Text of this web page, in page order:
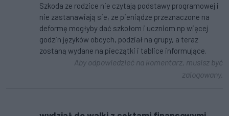
Szkoda ze rodzice nie czytają podstawy programowej i
nie zastanawiają sie, ze pieniądze przeznaczone na
deformę mogłyby dać szkołom i uczniom np więcej
godzin języków obcych, podział na grupy, a teraz
zostaną wydane na pieczątki i tablice informujące.
Aby odpowiedzieć na komentarz, musisz być
zalogowany.